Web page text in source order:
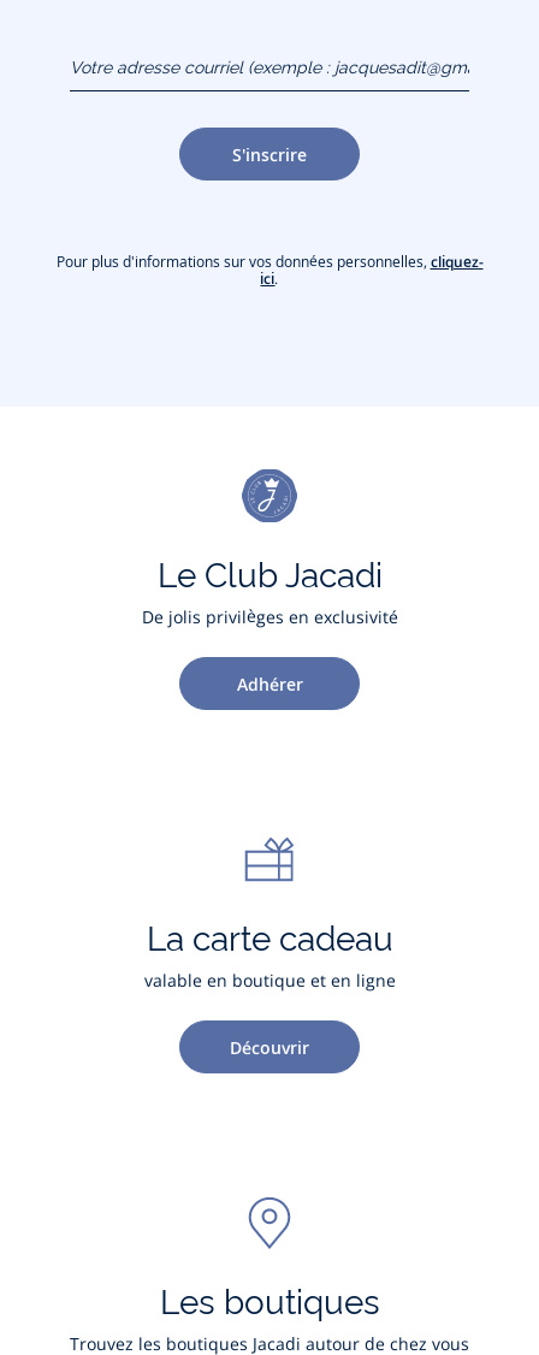
(exemple :
jacquesadit@gmail.com)
S'inscrire
Pour plus d'informations sur vos données personnelles, cliquez-
ici.
Le Club Jacadi
De jolis privilèges en exclusivité
Adhérer
La carte cadeau
valable en boutique et en ligne
Découvrir
Les boutiques
Trouvez les boutiques Jacadi autour de chez vous